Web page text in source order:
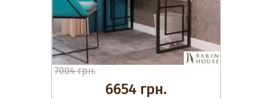
7004 грн.
6654 грн.